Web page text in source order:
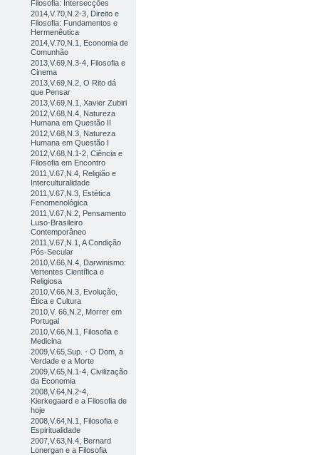
Filosofia: Intersecções
2014,V.70,N.2-3, Direito e
Filosofia: Fundamentos e
Hermenêutica
2014,V.70,N.1, Economia de
Comunhão
2013,V.69,N.3-4, Filosofia e
Cinema
2013,V.69,N.2, O Rito dá
que Pensar
2013,V.69,N.1, Xavier Zubiri
2012,V.68,N.4, Natureza
Humana em Questão II
2012,V.68,N.3, Natureza
Humana em Questão I
2012,V.68,N.1-2, Ciência e
Filosofia em Encontro
2011,V.67,N.4, Religião e
Interculturalidade
2011,V.67,N.3, Estética
Fenomenológica
2011,V.67,N.2, Pensamento
Luso-Brasileiro
Contemporâneo
2011,V.67,N.1, A Condição
Pós-Secular
2010,V.66,N.4, Darwinismo:
Vertentes Científica e
Religiosa
2010,V.66,N.3, Evolução,
Ética e Cultura
2010,V. 66,N.2, Morrer em
Portugal
2010,V.66,N.1, Filosofia e
Medicina
2009,V.65,Sup. - O Dom, a
Verdade e a Morte
2009,V.65,N.1-4, Civilização
da Economia
2008,V.64,N.2-4,
Kierkegaard e a Filosofia de
hoje
2008,V.64,N.1, Filosofia e
Espiritualidade
2007,V.63,N.4, Bernard
Lonergan e a Filosofia